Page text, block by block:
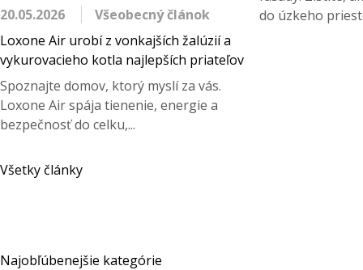
20.05.2026
Všeobecný článok
Loxone Air urobí z vonkajších žalúzií a
vykurovacieho kotla najlepších priateľov
Spoznajte domov, ktorý myslí za vás.
Loxone Air spája tienenie, energie a
bezpečnosť do celku,...
do úzkeho
Všetky články
Najobľúbenejšie kategórie